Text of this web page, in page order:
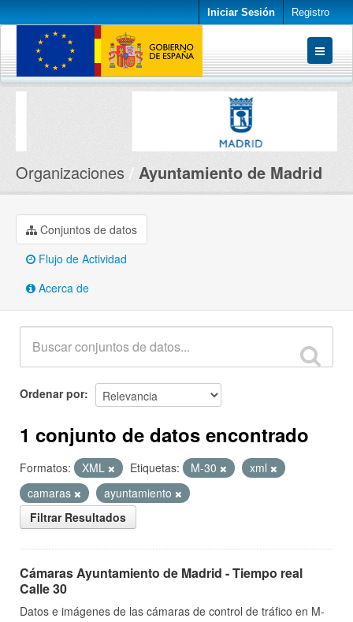
Iniciar Sesión Registro
Conjuntos de datos
Organizaciones Ayuntamiento de Madrid
Conjuntos de datos
Flujo de Actividad
Acerca de
Ordenar por
1 conjunto de datos encontrado
Formatos: XML Etiquetas: M-30
xml
camaras
ayuntamiento
Filtrar Resultados
Cámaras Ayuntamiento de Madrid - Tiempo real
Calle 30
Datos e imágenes de las cámaras de control de tráfico en M-